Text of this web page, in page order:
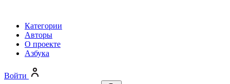
Категории
Авторы
О проекте
Азбука
Войти